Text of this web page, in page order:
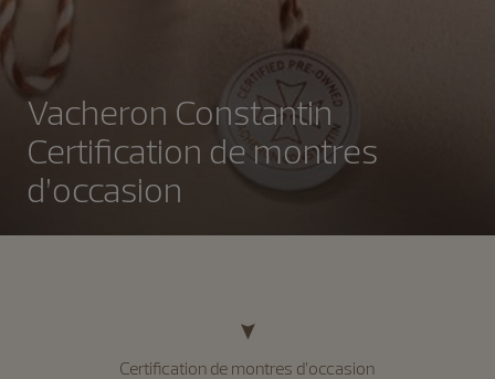
Vacheron Constantin
Certification de montres
d’occasion
Certification de montres d’occasion